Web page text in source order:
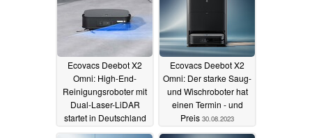
Ecovacs Deebot X2
Omni: High-End-
Reinigungsroboter mit
Dual-Laser-LiDAR
startet in Deutschland
mit Rabatt03.09.2023
Ecovacs Deebot X2
Omni: Der starke Saug-
und Wischroboter hat
einen Termin - und
Preis 30.08.2023